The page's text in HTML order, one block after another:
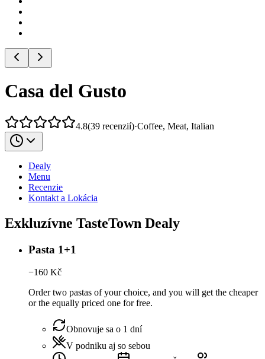
Casa del Gusto
4.8(39 recenzií)·Coffee, Meat, Italian
Dealy
Menu
Recenzie
Kontakt a Lokácia
Exkluzívne TasteTown Dealy
Pasta 1+1
−160 Kč
Order two pastas of your choice, and you will get the cheaper
or the equally priced one for free.
Obnovuje sa o 1 dní
V podniku aj so sebou